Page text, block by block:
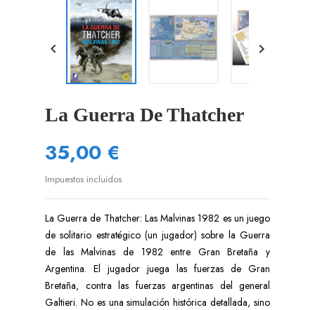
 
La Guerra De Thatcher
35,00 €
Impuestos incluidos
La Guerra de Thatcher: Las Malvinas 1982 es un juego
de solitario estratégico (un jugador) sobre la Guerra
de las Malvinas de 1982 entre Gran Bretaña y
Argentina. El jugador juega las fuerzas de Gran
Bretaña, contra las fuerzas argentinas del general
Galtieri. No es una simulación histórica detallada, sino